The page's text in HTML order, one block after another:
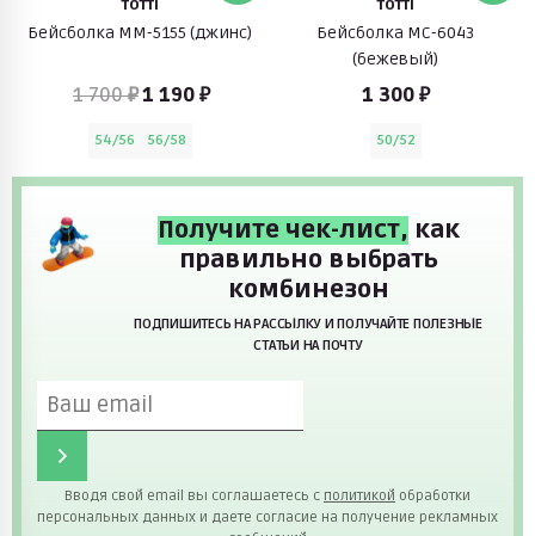
TOTTI
Бейсболка ММ-5155 (джинс)
1 700 ₽1 190 ₽
54/56 56/58
TOTTI
Бейсболка МС-6043
(бежевый)
1 300 ₽
50/52
Получите чек-лист, как
правильно выбрать
комбинезон
ПОДПИШИТЕСЬ НА РАССЫЛКУ И ПОЛУЧАЙТЕ ПОЛЕЗНЫЕ
СТАТЬИ НА ПОЧТУ
Вводя свой email вы соглашаетесь с политикой обработки
персональных данных и даете согласие на получение рекламных